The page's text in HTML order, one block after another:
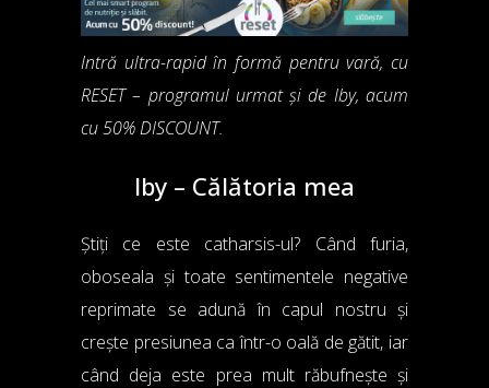
Intră ultra-rapid în formă pentru vară, cu
RESET – programul urmat și de Iby, acum
cu 50% DISCOUNT.
Iby – Călătoria mea
Știți ce este catharsis-ul? Când furia,
oboseala și toate sentimentele negative
reprimate se adună în capul nostru și
crește presiunea ca într-o oală de gătit, iar
când deja este prea mult răbufnește și